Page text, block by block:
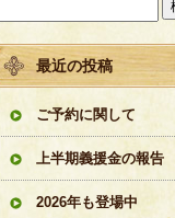
最近の投稿
ご予約に関して
上半期義援金の報告
2026年も登場中